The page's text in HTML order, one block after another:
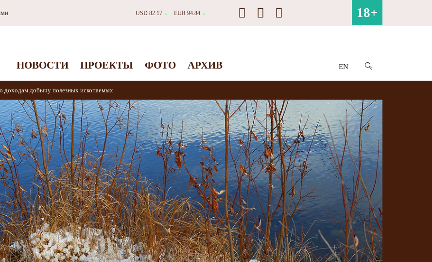
USD 82.17 ▲ EUR 94.84 ▲ 18+
НОВОСТИ ПРОЕКТЫ ФОТО АРХИВ EN
доходам добычу полезных ископаемых